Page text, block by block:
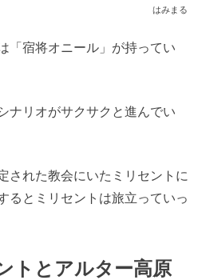
はみまる
「宿将オニール」が持ってい
ナリオがサクサクと進んでい
された教会にいたミリセントに
るとミリセントは旅立っていっ
トとアルター高原